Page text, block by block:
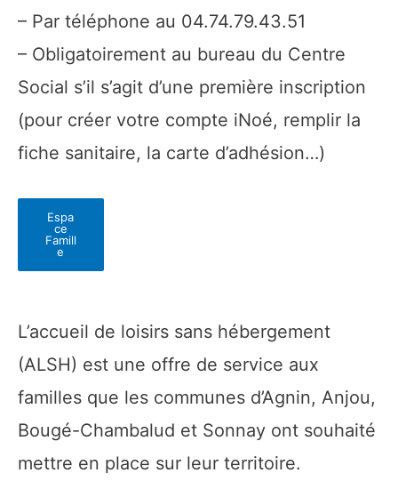
– Par téléphone au 04.74.79.43.51
– Obligatoirement au bureau du Centre
Social s’il s’agit d’une première inscription
(pour créer votre compte iNoé, remplir la
fiche sanitaire, la carte d’adhésion…)
Espa
ce
Famill
e
L’accueil de loisirs sans hébergement
(ALSH) est une offre de service aux
familles que les communes d’Agnin, Anjou,
Bougé-Chambalud et Sonnay ont souhaité
mettre en place sur leur territoire.